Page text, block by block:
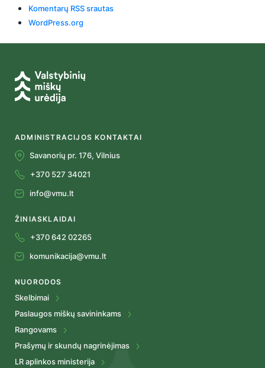
Komentarų RSS srautas
WordPress.org
ADMINISTRACIJOS KONTAKTAI
Savanorių pr. 176, Vilnius
+370 527 34021
info@vmu.lt
ŽINIASKLAIDAI
+370 642 02265
komunikacija@vmu.lt
NUORODOS
Skelbimai
Paslaugos miškų savininkams
Rangovams
Prašymų ir skundų nagrinėjimas
LR aplinkos ministerija